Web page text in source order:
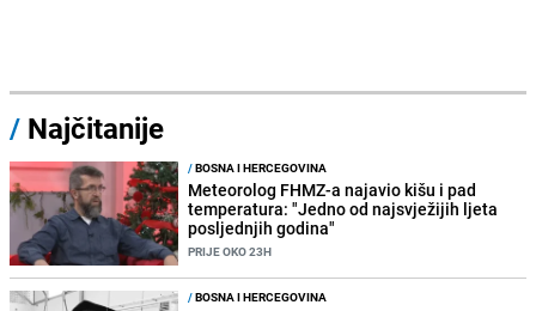
/ Najčitanije
/BOSNA I HERCEGOVINA
Meteorolog FHMZ-a najavio kišu i pad
temperatura: "Jedno od najsvježijih ljeta
posljednjih godina"
PRIJE OKO 23H
/BOSNA I HERCEGOVINA